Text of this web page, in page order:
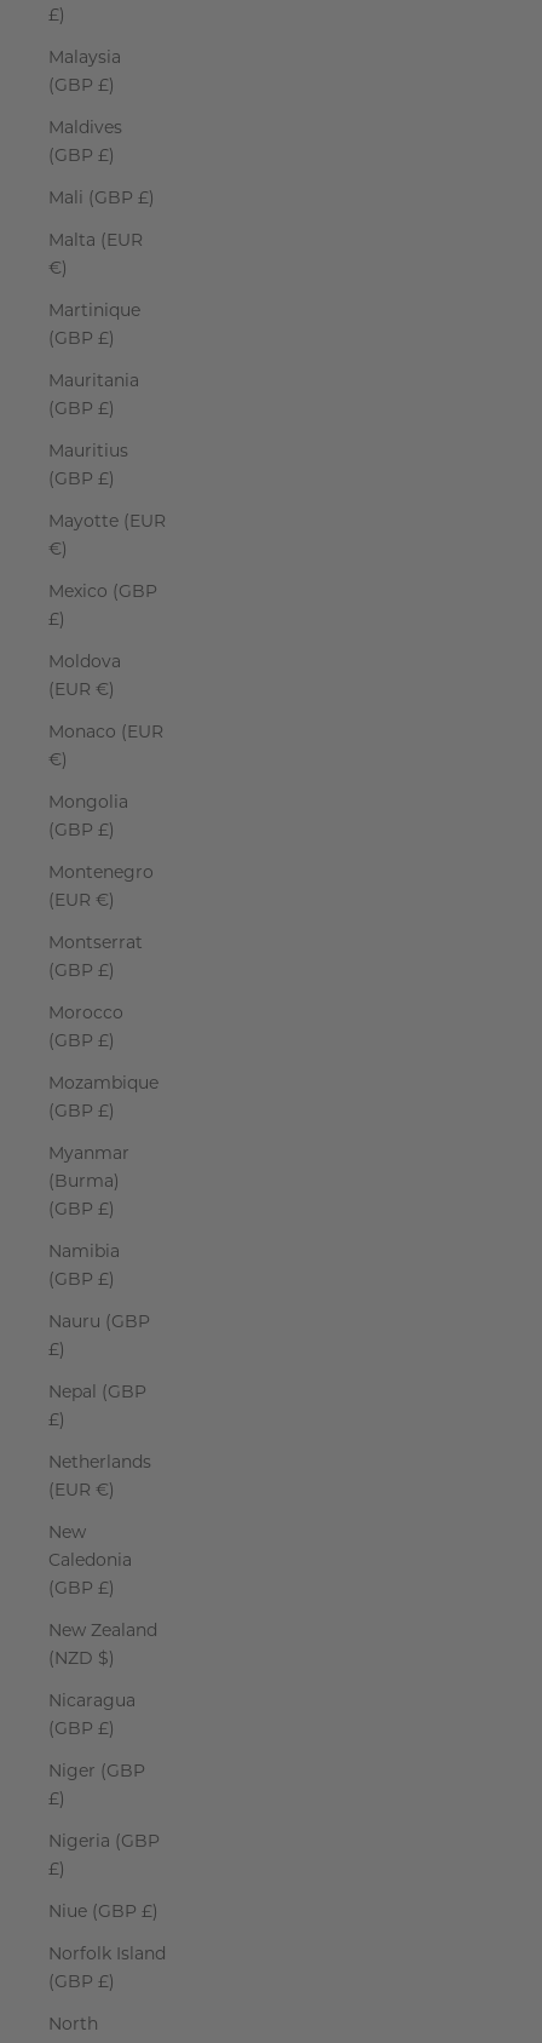
£)
Malaysia
(GBP £)
Maldives
(GBP £)
Mali (GBP £)
Malta (EUR
€)
Martinique
(GBP £)
Mauritania
(GBP £)
Mauritius
(GBP £)
Mayotte (EUR
€)
Mexico (GBP
£)
Moldova
(EUR €)
Monaco (EUR
€)
Mongolia
(GBP £)
Montenegro
(EUR €)
Montserrat
(GBP £)
Morocco
(GBP £)
Mozambique
(GBP £)
Myanmar
(Burma)
(GBP £)
Namibia
(GBP £)
Nauru (GBP
£)
Nepal (GBP
£)
Netherlands
(EUR €)
New
Caledonia
(GBP £)
New Zealand
(NZD $)
Nicaragua
(GBP £)
Niger (GBP
£)
Nigeria (GBP
£)
Niue (GBP £)
Norfolk Island
(GBP £)
North